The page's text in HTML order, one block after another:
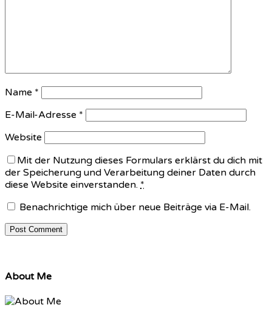
Name *
E-Mail-Adresse *
Website
Mit der Nutzung dieses Formulars erklärst du dich mit
der Speicherung und Verarbeitung deiner Daten durch
diese Website einverstanden. *
Benachrichtige mich über neue Beiträge via E-Mail.
About Me